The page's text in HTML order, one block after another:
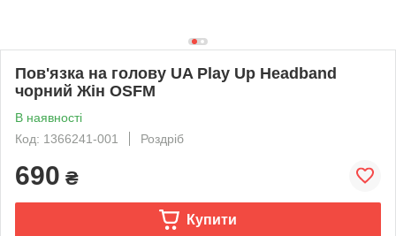
Пов'язка на голову UA Play Up Headband
чорний Жін OSFM
В наявності
Код: 1366241-001
Роздріб
690 ₴
Купити